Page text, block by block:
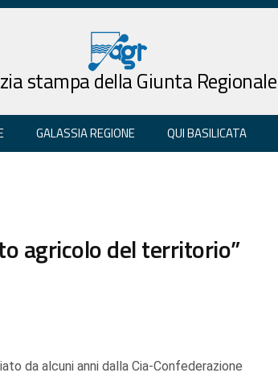
stampa della Giunta Regionale
GALASSIA REGIONE QUI BASILICATA
agricolo del territorio”
da alcuni anni dalla Cia-Confederazione